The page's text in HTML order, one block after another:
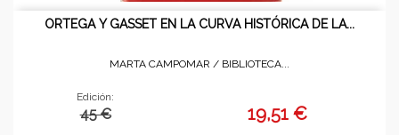
ORTEGA Y GASSET EN LA CURVA HISTÓRICA DE LA...
MARTA CAMPOMAR / BIBLIOTECA...
Edición:
45 € 19,51 €